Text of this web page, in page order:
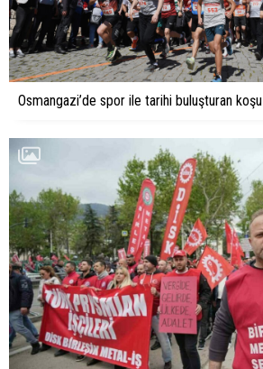
Osmangazi’de spor ile tarihi buluşturan koşu